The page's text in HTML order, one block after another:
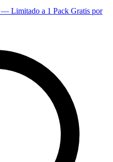
Limitado a 1 Pack Gratis por